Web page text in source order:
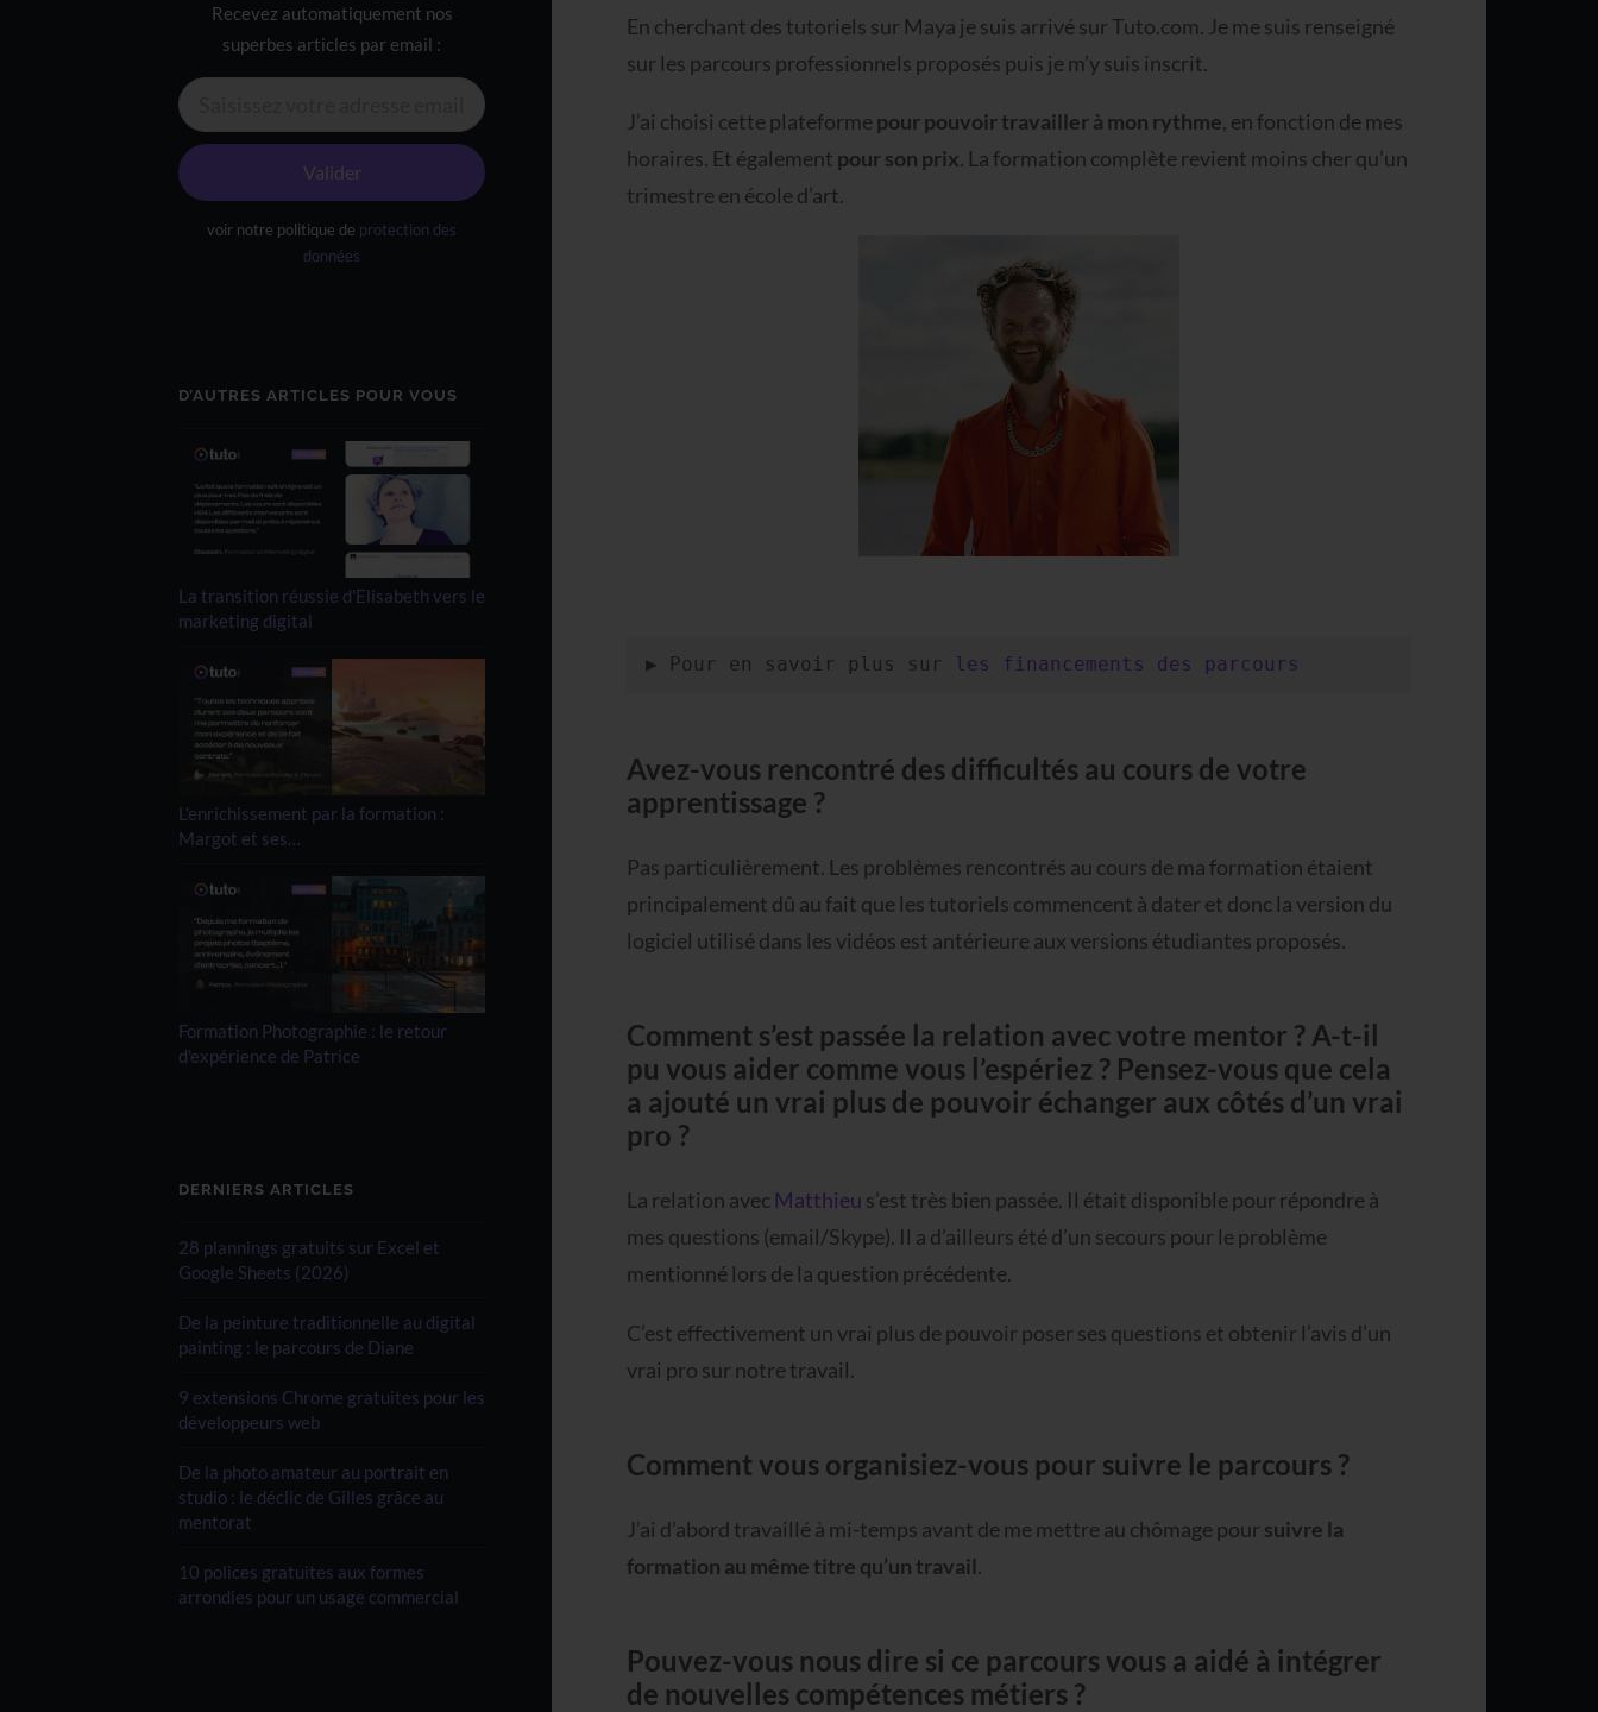
Recevez automatiquement nos
superbes articles par email :
Valider
voir notre politique de protection des
données
D’AUTRES ARTICLES POUR VOUS
La transition réussie d'Elisabeth vers le
marketing digital
L'enrichissement par la formation :
Margot et ses…
Formation Photographie : le retour
d'expérience de Patrice
DERNIERS ARTICLES
28 plannings gratuits sur Excel et
Google Sheets (2026)
De la peinture traditionnelle au digital
painting : le parcours de Diane
9 extensions Chrome gratuites pour les
développeurs web
De la photo amateur au portrait en
studio : le déclic de Gilles grâce au
mentorat
10 polices gratuites aux formes
arrondies pour un usage commercial
En cherchant des tutoriels sur Maya je suis arrivé sur Tuto.com. Je me suis renseigné
sur les parcours professionnels proposés puis je m’y suis inscrit.
J’ai choisi cette plateforme pour pouvoir travailler à mon rythme, en fonction de mes
horaires. Et également pour son prix. La formation complète revient moins cher qu’un
trimestre en école d’art.
▶️ Pour en savoir plus sur les financements des parcours
Avez-vous rencontré des difficultés au cours de votre
apprentissage ?
Pas particulièrement. Les problèmes rencontrés au cours de ma formation étaient
principalement dû au fait que les tutoriels commencent à dater et donc la version du
logiciel utilisé dans les vidéos est antérieure aux versions étudiantes proposés.
Comment s’est passée la relation avec votre mentor ? A-t-il
pu vous aider comme vous l’espériez ? Pensez-vous que cela
a ajouté un vrai plus de pouvoir échanger aux côtés d’un vrai
pro ?
La relation avec Matthieu s’est très bien passée. Il était disponible pour répondre à
mes questions (email/Skype). Il a d’ailleurs été d’un secours pour le problème
mentionné lors de la question précédente.
C’est effectivement un vrai plus de pouvoir poser ses questions et obtenir l’avis d’un
vrai pro sur notre travail.
Comment vous organisiez-vous pour suivre le parcours ?
J’ai d’abord travaillé à mi-temps avant de me mettre au chômage poursuivre la
formation au même titre qu’un travail.
Pouvez-vous nous dire si ce parcours vous a aidé à intégrer
de nouvelles compétences métiers ?